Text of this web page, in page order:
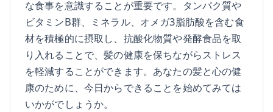
な食事を意識することが重要です。タンパク質や
ビタミンB群、ミネラル、オメガ3脂肪酸を含む食
材を積極的に摂取し、抗酸化物質や発酵食品を取
り入れることで、髪の健康を保ちながらストレス
を軽減することができます。あなたの髪と心の健
康のために、今日からできることを始めてみては
いかがでしょうか。